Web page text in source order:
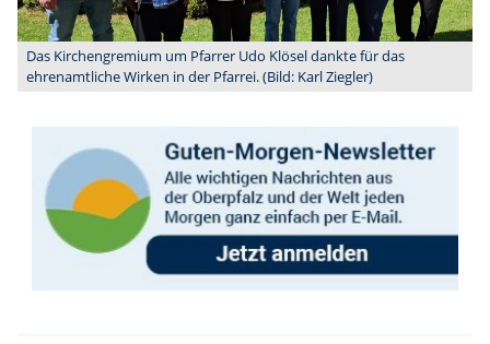
Das Kirchengremium um Pfarrer Udo Klösel dankte für das
ehrenamtliche Wirken in der Pfarrei. (Bild: Karl Ziegler)